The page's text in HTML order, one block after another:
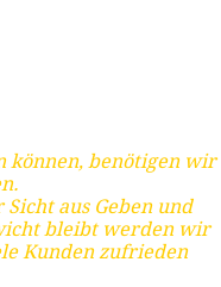
können, benötigen wir
aus Geben und
bleibt werden wir
Kunden zufrieden